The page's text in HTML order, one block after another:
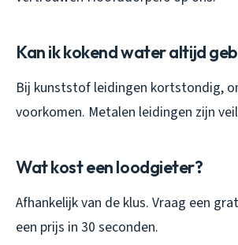
Kan ik kokend water altijd
Bij kunststof leidingen kortstondig,
voorkomen. Metalen leidingen zijn
Wat kost een loodgieter?
Afhankelijk van de klus. Vraag een
een prijs in 30 seconden.